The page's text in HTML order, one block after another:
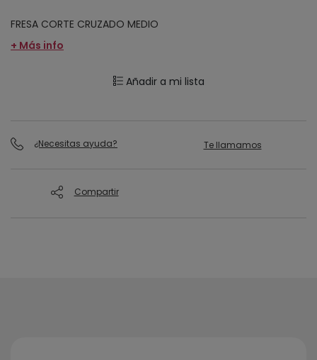
FRESA CORTE CRUZADO MEDIO
+ Más info
Añadir a mi lista
¿Necesitas ayuda? Te llamamos
Compartir